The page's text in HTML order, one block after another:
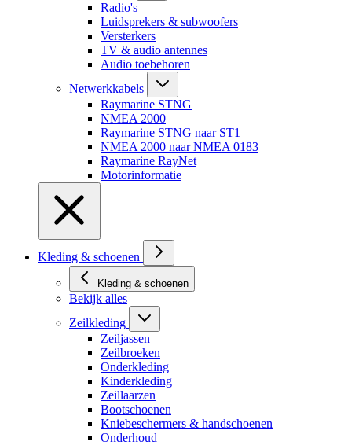
Radio's
Luidsprekers & subwoofers
Versterkers
TV & audio antennes
Audio toebehoren
Netwerkkabels
Raymarine STNG
NMEA 2000
Raymarine STNG naar ST1
NMEA 2000 naar NMEA 0183
Raymarine RayNet
Motorinformatie
Kleding & schoenen
Kleding & schoenen
Bekijk alles
Zeilkleding
Zeiljassen
Zeilbroeken
Onderkleding
Kinderkleding
Zeillaarzen
Bootschoenen
Kniebeschermers & handschoenen
Onderhoud